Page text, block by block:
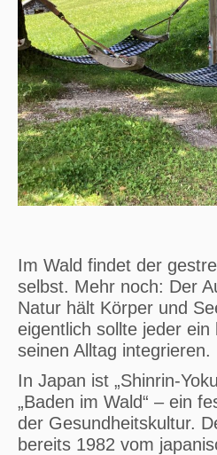
Im Wald findet der
selbst. Mehr noch: Der
Natur hält Körper und
eigentlich sollte jeder ein
seinen Alltag integrieren.
In Japan ist „Shinrin-
„Baden im Wald“ – ein
der Gesundheitskultur.
bereits 1982 vom